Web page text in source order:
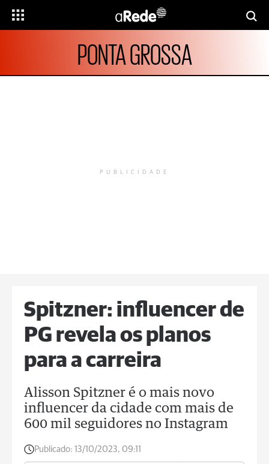
PONTA GROSSA
PUBLICIDADE
Spitzner: influencer de
PG revela os planos
para a carreira
Alisson Spitzner é o mais novo
influencer da cidade com mais de
600 mil seguidores no Instagram
Publicado: 13/10/2023, 09:11